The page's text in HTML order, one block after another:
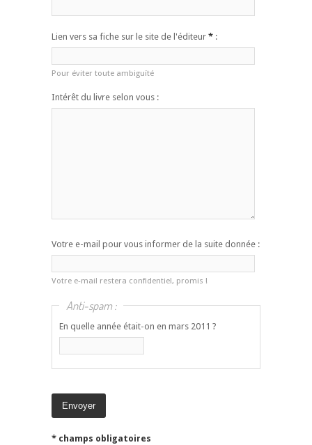
Lien vers sa fiche sur le site de l'éditeur * :
Pour éviter toute ambiguïté
Intérêt du livre selon vous :
Votre e-mail pour vous informer de la suite donnée :
Votre e-mail restera confidentiel, promis !
Anti-spam :
En quelle année était-on en mars 2011 ?
* champs obligatoires